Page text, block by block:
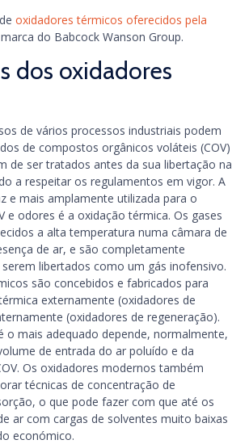
oxidadores térmicos oferecidos pela
do Babcock Wanson Group.
dos oxidadores
de vários processos industriais podem
de compostos orgânicos voláteis (COV)
de ser tratados antes da sua libertação na
a respeitar os regulamentos em vigor. A
e mais amplamente utilizada para o
e odores é a oxidação térmica. Os gases
a alta temperatura numa câmara de
de ar, e são completamente
libertados como um gás inofensivo.
são concebidos e fabricados para
externamente (oxidadores de
(oxidadores de regeneração).
o mais adequado depende, normalmente,
de entrada do ar poluído e da
Os oxidadores modernos também
técnicas de concentração de
o que pode fazer com que até os
ar com cargas de solventes muito baixas
económico.